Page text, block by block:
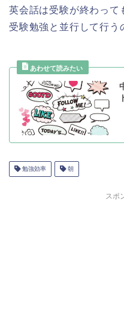
英会話は受験が終わって
受験勉強と並行して行う
勉強効率 朝
スポ